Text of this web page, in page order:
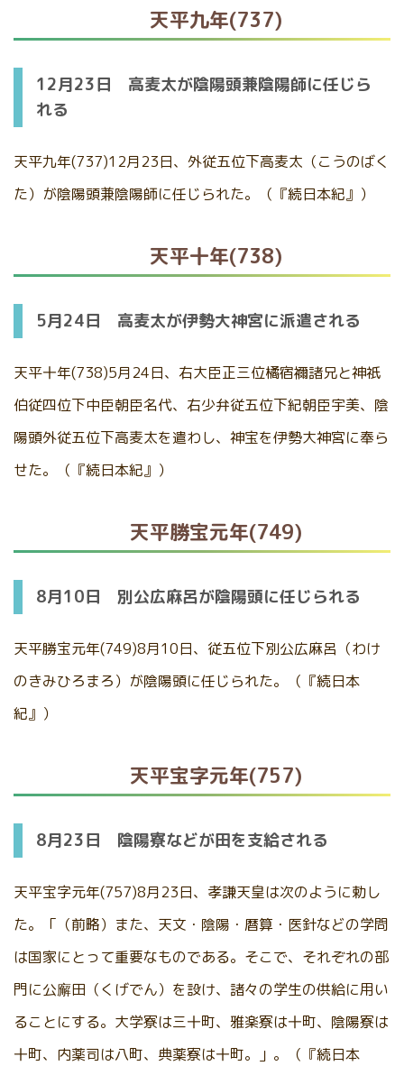
天平九年(737)
12月23日 高麦太が陰陽頭兼陰陽師に任じら
れる
天平九年(737)12月23日、外従五位下高麦太（こうのばく
た）が陰陽頭兼陰陽師に任じられた。（『続日本紀』）
天平十年(738)
5月24日 高麦太が伊勢大神宮に派遣される
天平十年(738)5月24日、右大臣正三位橘宿禰諸兄と神祇
伯従四位下中臣朝臣名代、右少弁従五位下紀朝臣宇美、陰
陽頭外従五位下高麦太を遣わし、神宝を伊勢大神宮に奉ら
せた。（『続日本紀』）
天平勝宝元年(749)
8月10日 別公広麻呂が陰陽頭に任じられる
天平勝宝元年(749)8月10日、従五位下別公広麻呂（わけ
のきみひろまろ）が陰陽頭に任じられた。（『続日本
紀』）
天平宝字元年(757)
8月23日 陰陽寮などが田を支給される
天平宝字元年(757)8月23日、孝謙天皇は次のように勅し
た。「（前略）また、天文・陰陽・暦算・医針などの学問
は国家にとって重要なものである。そこで、それぞれの部
門に公廨田（くげでん）を設け、諸々の学生の供給に用い
ることにする。大学寮は三十町、雅楽寮は十町、陰陽寮は
十町、内薬司は八町、典薬寮は十町。」。（『続日本